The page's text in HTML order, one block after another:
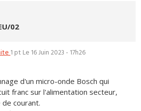
02
1 pt Le 16 Juin 2023 - 17h26
d'un micro-onde Bosch qui
franc sur l'alimentation secteur,
courant.